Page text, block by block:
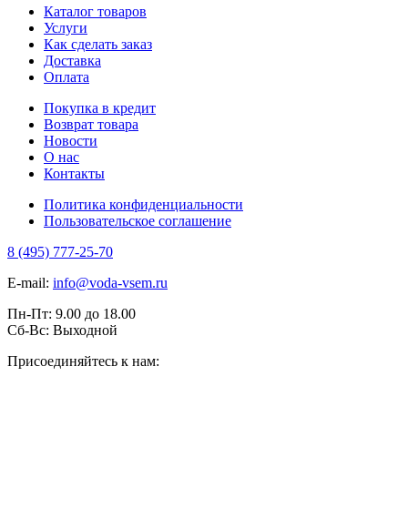
Каталог товаров
Услуги
Как сделать заказ
Доставка
Оплата
Покупка в кредит
Возврат товара
Новости
О нас
Контакты
Политика конфиденциальности
Пользовательское соглашение
8 (495) 777-25-70
E-mail: info@voda-vsem.ru
Пн-Пт: 9.00 до 18.00
Сб-Вс: Выходной
Присоединяйтесь к нам: